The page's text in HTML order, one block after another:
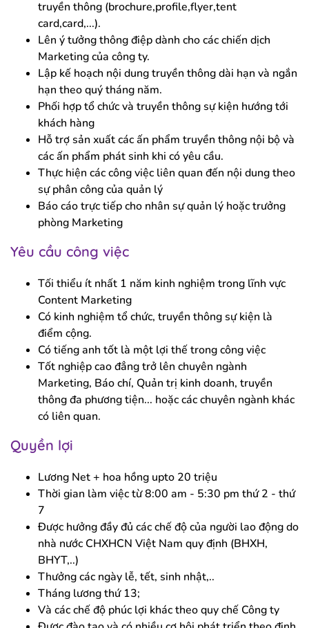
truyền thông (brochure,profile,flyer,tent
card,card,...).
Lên ý tưởng thông điệp dành cho các chiến dịch
Marketing của công ty.
Lập kế hoạch nội dung truyền thông dài hạn và ngắn
hạn theo quý tháng năm.
Phối hợp tổ chức và truyền thông sự kiện hướng tới
khách hàng
Hỗ trợ sản xuất các ấn phẩm truyền thông nội bộ và
các ấn phẩm phát sinh khi có yêu cầu.
Thực hiện các công việc liên quan đến nội dung theo
sự phân công của quản lý
Báo cáo trực tiếp cho nhân sự quản lý hoặc trưởng
phòng Marketing
Yêu cầu công việc
Tối thiểu ít nhất 1 năm kinh nghiệm trong lĩnh vực
Content Marketing
Có kinh nghiệm tổ chức, truyền thông sự kiện là
điểm cộng.
Có tiếng anh tốt là một lợi thế trong công việc
Tốt nghiệp cao đẳng trở lên chuyên ngành
Marketing, Báo chí, Quản trị kinh doanh, truyền
thông đa phương tiện... hoặc các chuyên ngành khác
có liên quan.
Quyền lợi
Lương Net + hoa hồng upto 20 triệu
Thời gian làm việc từ 8:00 am - 5:30 pm thứ 2 - thứ
7
Được hưởng đầy đủ các chế độ của người lao động do
nhà nước CHXHCN Việt Nam quy định (BHXH,
BHYT,..)
Thưởng các ngày lễ, tết, sinh nhật,..
Tháng lương thứ 13;
Và các chế độ phúc lợi khác theo quy chế Công ty